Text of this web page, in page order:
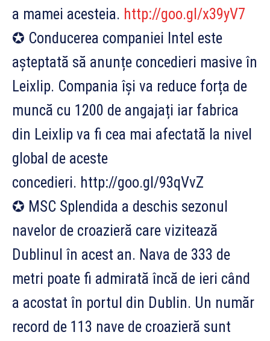
a mamei acesteia. http://goo.gl/x39yV7
✪ Conducerea companiei Intel este
așteptată să anunțe concedieri masive în
Leixlip. Compania își va reduce forța de
muncă cu 1200 de angajați iar fabrica
din Leixlip va fi cea mai afectată la nivel
global de aceste
concedieri. http://goo.gl/93qVvZ
✪ MSC Splendida a deschis sezonul
navelor de croazieră care vizitează
Dublinul în acest an. Nava de 333 de
metri poate fi admirată încă de ieri când
a acostat în portul din Dublin. Un număr
record de 113 nave de croazieră sunt